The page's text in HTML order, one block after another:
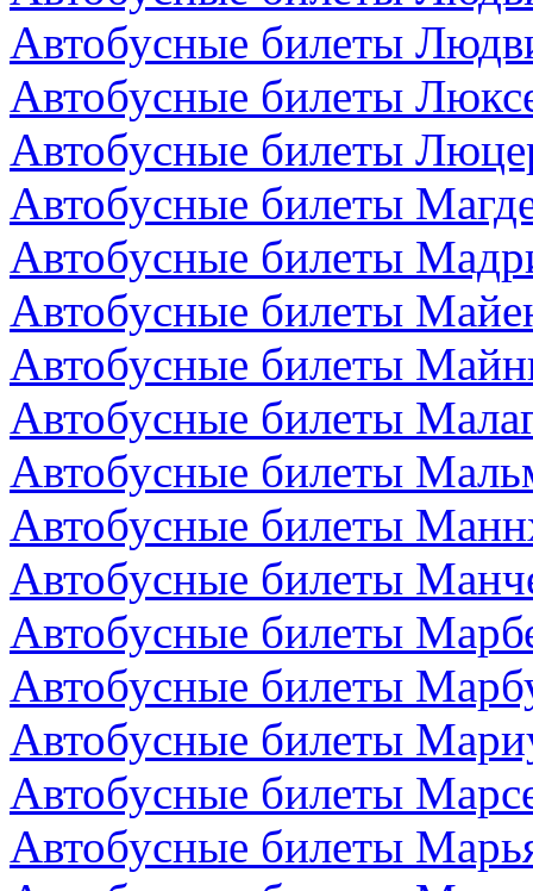
Автобусные билеты
Автобусные билеты
Автобусные билеты
Автобусные билеты
Автобусные билеты
Автобусные билеты
Автобусные билеты
Автобусные билеты
Автобусные билеты
Автобусные билеты
Автобусные билеты
Автобусные билеты
Автобусные билеты
Автобусные билеты
Автобусные билеты
Автобусные билеты